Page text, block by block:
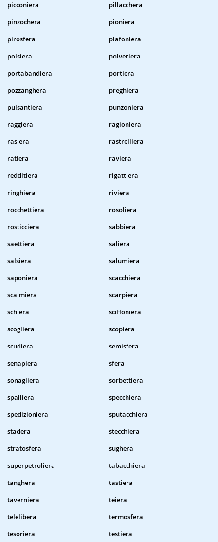
picconiera
pillacchera
pinzochera
pioniera
pirosfera
plafoniera
polsiera
polveriera
portabandiera
portiera
pozzanghera
preghiera
pulsantiera
punzoniera
raggiera
ragioniera
rasiera
rastrelliera
ratiera
raviera
redditiera
rigattiera
ringhiera
riviera
rocchettiera
rosoliera
rosticciera
sabbiera
saettiera
saliera
salsiera
salumiera
saponiera
scacchiera
scalmiera
scarpiera
schiera
sciffoniera
scogliera
scopiera
scudiera
semisfera
senapiera
sfera
sonagliera
sorbettiera
spalliera
specchiera
spedizioniera
sputacchiera
stadera
stecchiera
stratosfera
sughera
superpetroliera
tabacchiera
tanghera
tastiera
taverniera
teiera
telelibera
termosfera
tesoriera
testiera